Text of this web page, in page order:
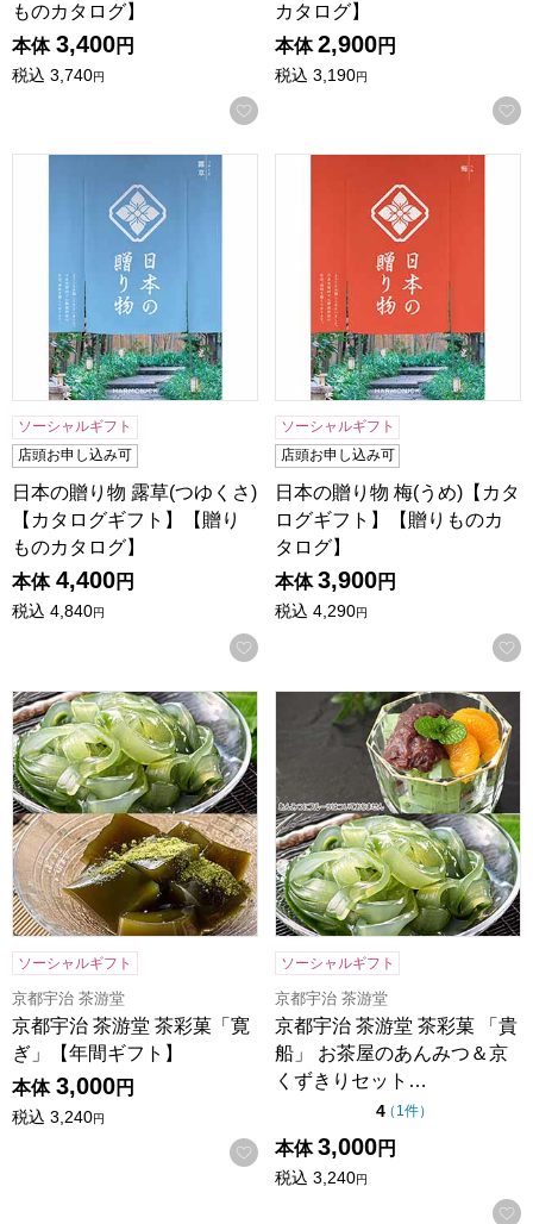
ものカタログ】
本体 3,400円
税込 3,740円
お気に入りに登録する
カタログ】
本体 2,900円
税込 3,190円
日本の贈り物 露草(つゆくさ)【カタログギフト】【贈りもの
ソーシャルギフト
店頭お申し込み可
日本の贈り物 露草(つゆくさ)
【カタログギフト】【贈り
ものカタログ】
本体 4,400円
税込 4,840円
お気に入りに登録する
日本の贈り物 梅(うめ)【カ
ソーシャルギフト
店頭お申し込み可
日本の贈り物 梅(うめ)【カタ
ログギフト】【贈りものカ
タログ】
本体 3,900円
税込 4,290円
京都宇治 茶游堂 茶彩菓「寛ぎ」【年間ギフト】
ソーシャルギフト
京都宇治 茶游堂
京都宇治 茶游堂 茶彩菓「寛
ぎ」【年間ギフト】
本体 3,000円
税込 3,240円
お気に入りに登録する
京都宇治 茶游堂 茶彩菓 「貴
ソーシャルギフト
京都宇治 茶游堂
京都宇治 茶游堂 茶彩菓 「貴
船」 お茶屋のあんみつ＆京
くずきりセット…
4点（5点満点中）
（ 1件の評価
）
本体 3,000円
税込 3,240円